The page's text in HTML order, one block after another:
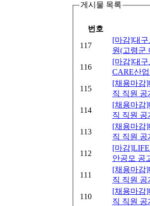
게시물 목록
번호
117
[마감]대
원(고령군
116
[마감]대
CARE산
115
[채용마감
직 직원 공
114
[채용마감
직 직원 공
113
[채용마감
직 직원 공
112
[마감
안공모 공
111
[채용마감
직 직원
110
[채용마감
직 직원 공